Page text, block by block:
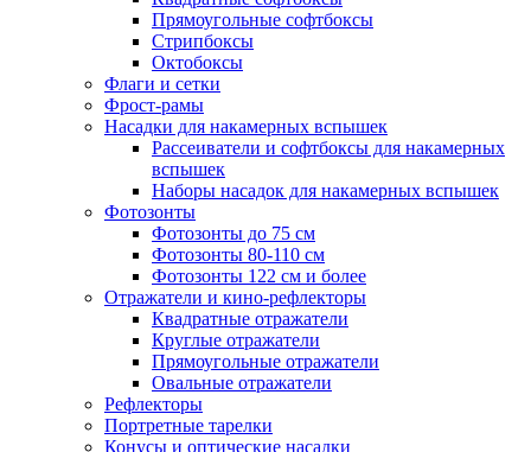
Прямоугольные софтбоксы
Стрипбоксы
Октобоксы
Флаги и сетки
Фрост-рамы
Насадки для накамерных вспышек
Рассеиватели и софтбоксы для накамерных
вспышек
Наборы насадок для накамерных вспышек
Фотозонты
Фотозонты до 75 см
Фотозонты 80-110 см
Фотозонты 122 см и более
Отражатели и кино-рефлекторы
Квадратные отражатели
Круглые отражатели
Прямоугольные отражатели
Овальные отражатели
Рефлекторы
Портретные тарелки
Конусы и оптические насадки